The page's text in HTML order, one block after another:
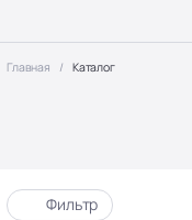
Главная Каталог
Фильтр